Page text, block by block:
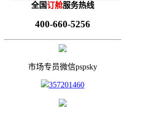
全国订舱服务热线
400-660-5256
市场专员微信pspsky
357201460